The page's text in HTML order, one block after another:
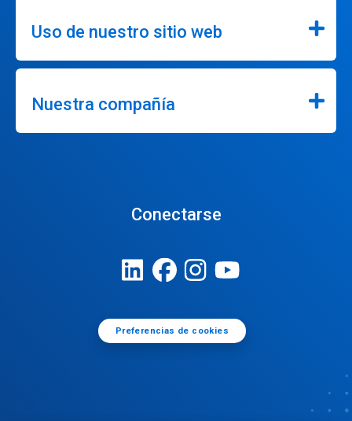
Uso de nuestro sitio web
Nuestra compañía
Conectarse
Preferencias de cookies